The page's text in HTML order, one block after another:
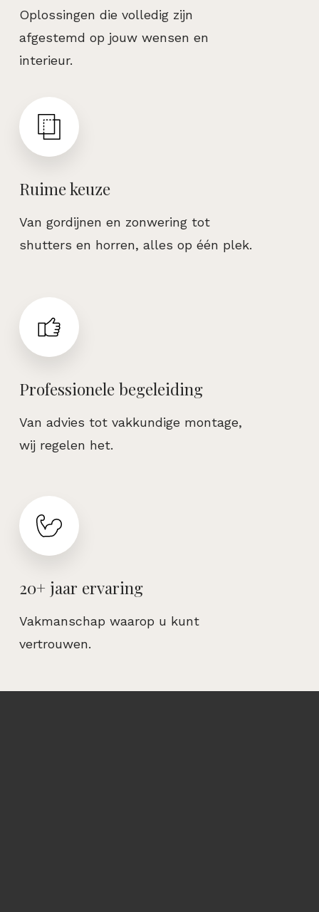
Oplossingen die volledig zijn
afgestemd op jouw wensen en
interieur.
Ruime keuze
Van gordijnen en zonwering tot
shutters en horren, alles op één plek.
Professionele begeleiding
Van advies tot vakkundige montage,
wij regelen het.
20+ jaar ervaring
Vakmanschap waarop u kunt
vertrouwen.